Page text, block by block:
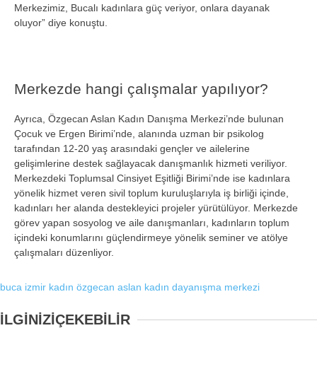
Merkezimiz, Bucalı kadınlara güç veriyor, onlara dayanak
oluyor” diye konuştu.
Merkezde hangi çalışmalar yapılıyor?
Ayrıca, Özgecan Aslan Kadın Danışma Merkezi’nde bulunan
Çocuk ve Ergen Birimi’nde, alanında uzman bir psikolog
tarafından 12-20 yaş arasındaki gençler ve ailelerine
gelişimlerine destek sağlayacak danışmanlık hizmeti veriliyor.
Merkezdeki Toplumsal Cinsiyet Eşitliği Birimi’nde ise kadınlara
yönelik hizmet veren sivil toplum kuruluşlarıyla iş birliği içinde,
kadınları her alanda destekleyici projeler yürütülüyor. Merkezde
görev yapan sosyolog ve aile danışmanları, kadınların toplum
içindeki konumlarını güçlendirmeye yönelik seminer ve atölye
çalışmaları düzenliyor.
buca izmir kadın özgecan aslan kadın dayanışma merkezi
İLGİNİZİÇEKEBİLİR